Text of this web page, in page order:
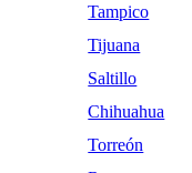
Tampico
Tijuana
Saltillo
Chihuahua
Torreón